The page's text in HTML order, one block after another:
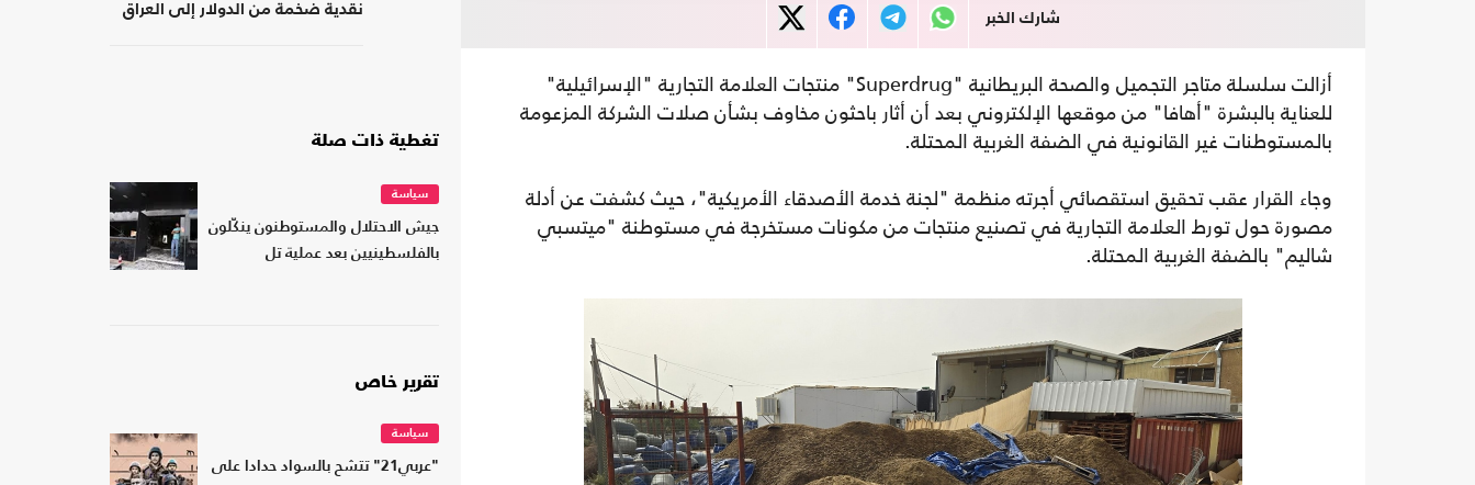
شارك الخبر
أزالت سلسلة متاجر التجميل والصحة البريطانية "Superdrug" منتجات العلامة التجارية "الإسرائيلية"
للعناية بالبشرة "أهافا" من موقعها الإلكتروني بعد أن أثار باحثون مخاوف بشأن صلات الشركة المزعومة
بالمستوطنات غير القانونية في الضفة الغربية المحتلة.
وجاء القرار عقب تحقيق استقصائي أجرته منظمة "لجنة خدمة الأصدقاء الأمريكية"، حيث كشفت عن أدلة
مصورة حول تورط العلامة التجارية في تصنيع منتجات من مكونات مستخرجة في مستوطنة "ميتسبي
شاليم" بالضفة الغربية المحتلة.
نقدية ضخمة من الدولار إلى العراق
تغطية ذات صلة
سياسة
جيش الاحتلال والمستوطنون ينكّلون
بالفلسطينيين بعد عملية تل
تقرير خاص
سياسة
"عربي21" تتشح بالسواد حدادا على